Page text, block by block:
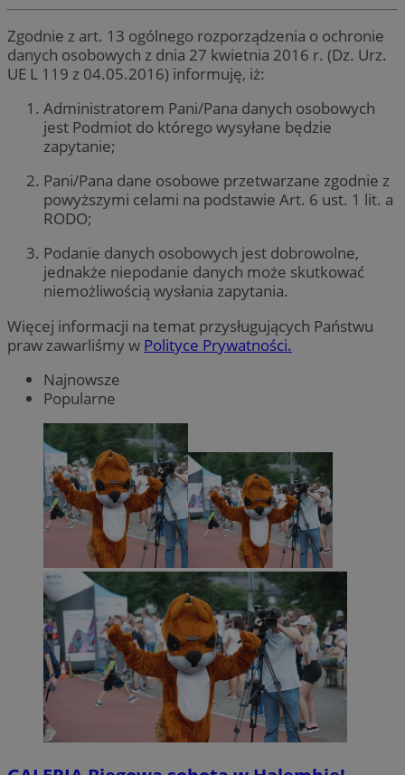
Zgodnie z art. 13 ogólnego rozporządzenia o ochronie
danych osobowych z dnia 27 kwietnia 2016 r. (Dz. Urz.
UE L 119 z 04.05.2016) informuję, iż:
Administratorem Pani/Pana danych osobowych
jest Podmiot do którego wysyłane będzie
zapytanie;
Pani/Pana dane osobowe przetwarzane zgodnie z
powyższymi celami na podstawie Art. 6 ust. 1 lit. a
RODO;
Podanie danych osobowych jest dobrowolne,
jednakże niepodanie danych może skutkować
niemożliwością wysłania zapytania.
Więcej informacji na temat przysługujących Państwu
praw zawarliśmy w Polityce Prywatności.
Najnowsze
Popularne